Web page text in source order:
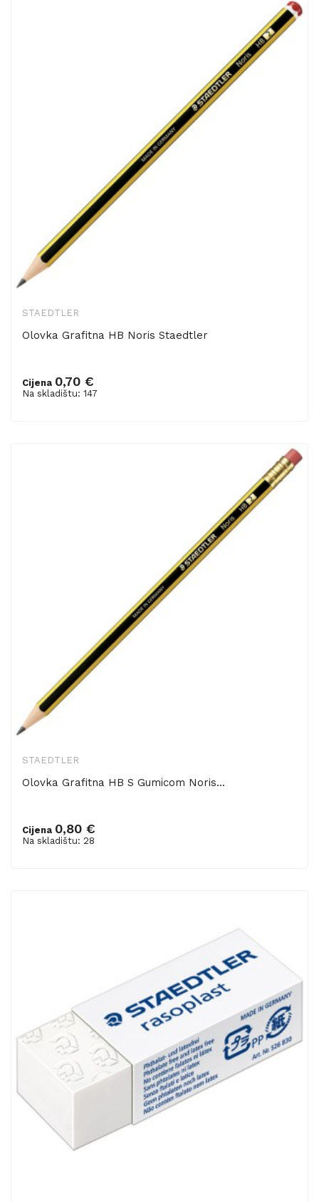
STAEDTLER
Olovka Grafitna HB Noris Staedtler
Cijena 0,70 €
Na skladištu: 147
Dodaj u košaricu
STAEDTLER
Olovka Grafitna HB S Gumicom Noris...
Cijena 0,80 €
Na skladištu: 28
Dodaj u košaricu